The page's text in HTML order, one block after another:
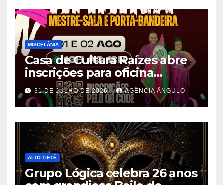
MISCELÂNIA
Casa de Cultura Raízes abre
inscrições para oficina
gratuita de Mestre-Sala e
Porta-Bandeira em Ferraz de
Vasconcelos
31 DE JULHO DE 2026 AGÊNCIA ÂNGULO
ALTO TIETÊ
Grupo Lógica celebra 26 anos